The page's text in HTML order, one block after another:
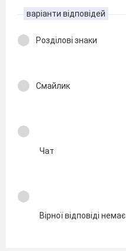
варіанти відповідей
Розділові знаки
Смайлик
Чат
Вірної відповіді немає